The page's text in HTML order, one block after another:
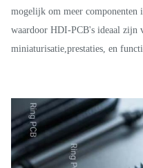
mogelijk om meer componenten
waardoor HDI-PCB's ideaal zijn
miniaturisatie,prestaties, en